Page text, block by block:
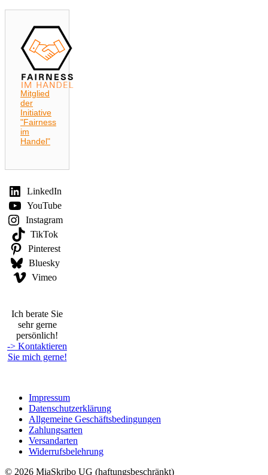
Mitglied
der
Initiative
"Fairness
im
Handel"
LinkedIn
YouTube
Instagram
TikTok
Pinterest
Bluesky
Vimeo
Ich berate Sie
sehr gerne
persönlich!
-> Kontaktieren
Sie mich gerne!
Impressum
Datenschutzerklärung
Allgemeine Geschäftsbedingungen
Zahlungsarten
Versandarten
Widerrufsbelehrung
© 2026 MiaSkribo UG (haftungsbeschränkt)